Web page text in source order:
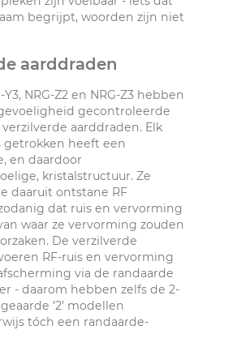
begrijpt, woorden zijn niet
aarddraden
Y3, NRG-Z2 en NRG-Z3 hebben
gecontroleerde
aarddraden. Elk
getrokken heeft een
en daardoor
kristalstructuur. Ze
daaruit ontstane RF
dat ruis en vervorming
waar ze vervorming zouden
De verzilverde
RF-ruis en vervorming
via de randaarde
- daarom hebben zelfs de 2-
‘2’ modellen
tóch een randaarde-